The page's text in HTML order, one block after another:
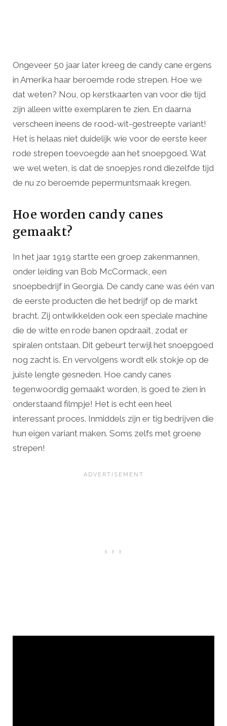
Ongeveer 50 jaar later kreeg de candy cane ergens
in Amerika haar beroemde rode strepen. Hoe we
dat weten? Nou, op kerstkaarten van voor die tijd
zijn alleen witte exemplaren te zien. En daarna
verscheen ineens de rood-wit-gestreepte variant!
Het is helaas niet duidelijk wie voor de eerste keer
rode strepen toevoegde aan het snoepgoed. Wat
we wel weten, is dat de snoepjes rond diezelfde tijd
de nu zo beroemde pepermuntsmaak kregen.
Hoe worden candy canes
gemaakt?
In het jaar 1919 startte een groep zakenmannen,
onder leiding van Bob McCormack, een
snoepbedrijf in Georgia. De candy cane was één van
de eerste producten die het bedrijf op de markt
bracht. Zij ontwikkelden ook een speciale machine
die de witte en rode banen opdraait, zodat er
spiralen ontstaan. Dit gebeurt terwijl het snoepgoed
nog zacht is. En vervolgens wordt elk stokje op de
juiste lengte gesneden. Hoe candy canes
tegenwoordig gemaakt worden, is goed te zien in
onderstaand filmpje! Het is echt een heel
interessant proces. Inmiddels zijn er tig bedrijven die
hun eigen variant maken. Soms zelfs met groene
strepen!